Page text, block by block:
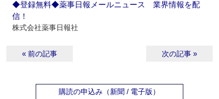
◆登録無料◆薬事日報メールニュース 業界情報を配
信！
株式会社薬事日報社
« 前の記事 次の記事 »
購読の申込み（新聞 / 電子版）